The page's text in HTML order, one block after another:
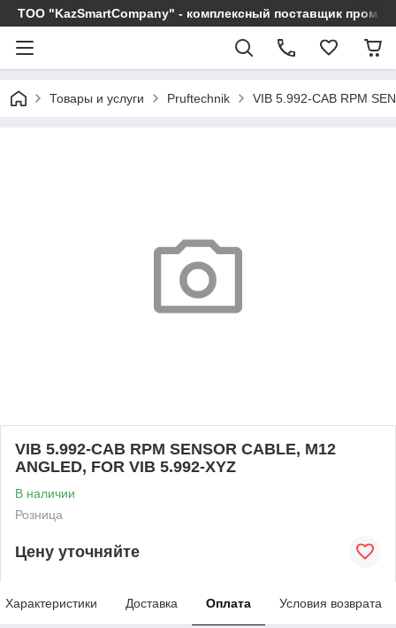
ТОО "KazSmartCompany" - комплексный поставщик
Товары и услуги Pruftechnik VIB 5.992-CAB RPM
VIB 5.992-CAB RPM SENSOR CABLE, M12
ANGLED, FOR VIB 5.992-XYZ
В наличии
Розница
Цену уточняйте
Характеристики Доставка Оплата Условия возврата